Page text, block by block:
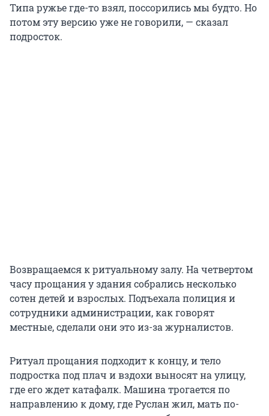
Типа ружье где-то взял, поссорились мы будто. Но
потом эту версию уже не говорили, — сказал
подросток.
Возвращаемся к ритуальному залу. На четвертом
часу прощания у здания собрались несколько
сотен детей и взрослых. Подъехала полиция и
сотрудники администрации, как говорят
местные, сделали они это из-за журналистов.
Ритуал прощания подходит к концу, и тело
подростка под плач и вздохи выносят на улицу,
где его ждет катафалк. Машина трогается по
направлению к дому, где Руслан жил, мать по-